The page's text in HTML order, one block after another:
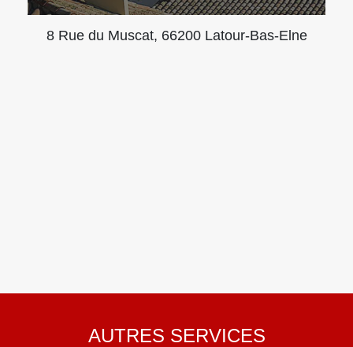
8 Rue du Muscat, 66200 Latour-Bas-Elne
AUTRES SERVICES